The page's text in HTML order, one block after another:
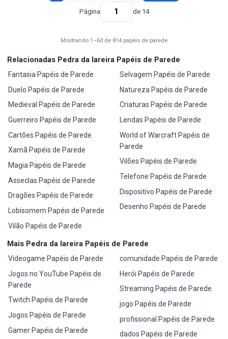
Página de 14
Mostrando 1–60 de 814 papéis de parede
Relacionadas Pedra da lareira Papéis de Parede
Fantasia Papéis de Parede
Duelo Papéis de Parede
Medieval Papéis de Parede
Guerreiro Papéis de Parede
Cartões Papéis de Parede
Xamã Papéis de Parede
Magia Papéis de Parede
Asseclas Papéis de Parede
Dragões Papéis de Parede
Lobisomem Papéis de Parede
Vilão Papéis de Parede
Selvagem Papéis de Parede
Natureza Papéis de Parede
Criaturas Papéis de Parede
Lendas Papéis de Parede
World of Warcraft Papéis de
Parede
Vilões Papéis de Parede
Telefone Papéis de Parede
Dispositivo Papéis de Parede
Desenho Papéis de Parede
Mais Pedra da lareira Papéis de Parede
Videogame Papéis de Parede
Jogos no YouTube Papéis de
Parede
Twitch Papéis de Parede
Jogos Papéis de Parede
Gamer Papéis de Parede
comunidade Papéis de Parede
Herói Papéis de Parede
Streaming Papéis de Parede
jogo Papéis de Parede
profissional Papéis de Parede
dados Papéis de Parede